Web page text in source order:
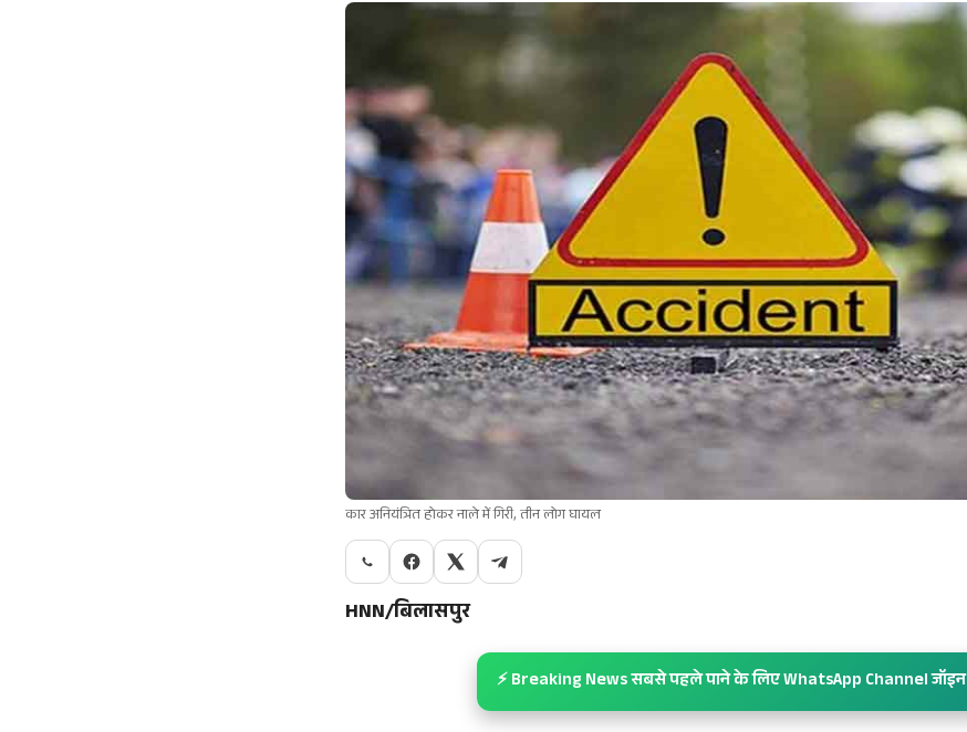
कार अनियंत्रित होकर नाले में गिरी, तीन लोग घायल
HNN/बिलासपुर
⚡ Breaking News सबसे पहले पाने के लिए WhatsApp Channel